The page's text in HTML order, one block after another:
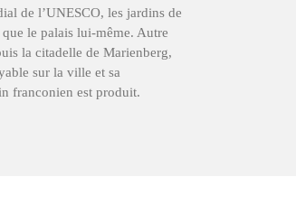
de l’UNESCO, les jardins de
le palais lui-même. Autre
la citadelle de Marienberg,
sur la ville et sa
franconien est produit.